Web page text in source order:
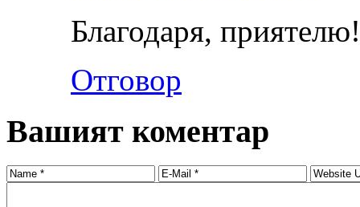
Благодаря,
Отговор
Вашият коментар